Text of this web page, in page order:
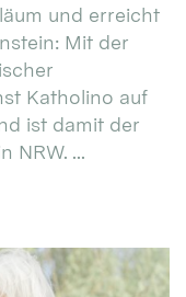
und erreicht
Mit der
Katholino auf
ist damit der
NRW. ...